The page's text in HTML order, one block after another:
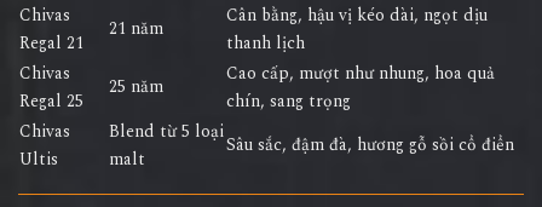
Chivas
Regal 21
21 năm
Cân bằng, hậu vị kéo dài, ngọt dịu
thanh lịch
Chivas
Regal 25
25 năm
Cao cấp, mượt như nhung, hoa quả
chín, sang trọng
Chivas
Ultis
Blend từ 5 loại
malt
Sâu sắc, đậm đà, hương gỗ sồi cổ điển